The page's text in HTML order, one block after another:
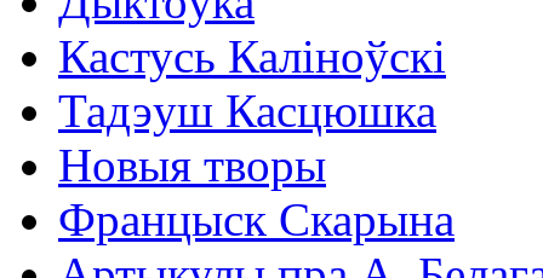
Кастусь Каліноўскі
Тадэуш Касцюшка
Новыя творы
Францыск Скарына